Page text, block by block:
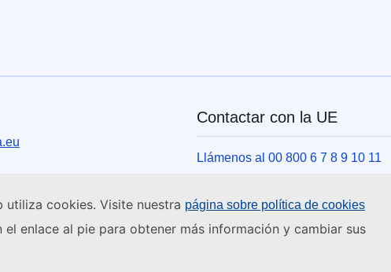
utiliza cookies. Visite nuestra página sobre política de cookies
el enlace al pie para obtener más información y cambiar sus
Contactar con la UE
Llámenos al 00 800 6 7 8 9 10 11
Escríbanos a través del formulario
Venga a conocernos a una de las